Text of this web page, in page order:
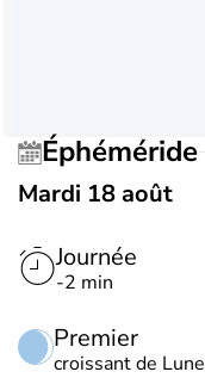
Éphéméride
Mardi 18 août
Journée
-2 min
Premier
croissant de Lune